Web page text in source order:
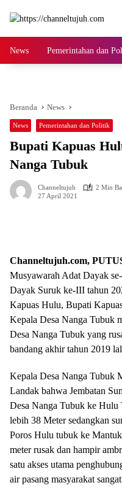
News Pemerintahan dan
Beranda News
News Pemerintahan dan Politik
Bupati Kapuas
Nanga Tubuk
Channeltujuh
2 Min
27 April 2021
Channeltujuh.com,
Musyawarah Adat Dayak
Dayak Suruk ke-III tahun
Kapuas Hulu, Bupati
Kepala Desa Nanga Tubuk
Desa Nanga Tubuk yang
bandang akhir tahun 2019
Kepala Desa Nanga Tubuk
Landak bahwa Jembatan
Desa Nanga Tubuk ke Hulu
lebih 38 Meter sedangkan
Poros Hulu tubuk ke
meter rusak dan hampir
satu akses utama
air pasang masyarakat